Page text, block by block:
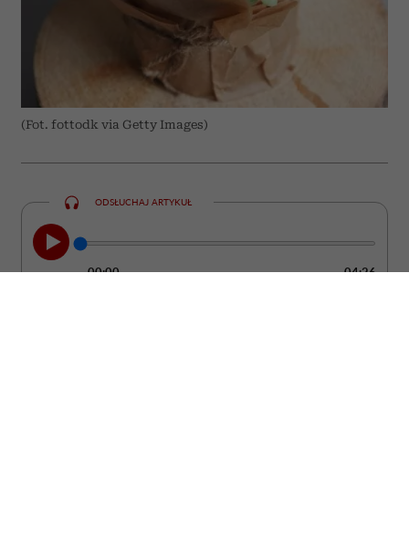
(Fot. fottodk via Getty Images)
ODSŁUCHAJ ARTYKUŁ
00:00 04:26